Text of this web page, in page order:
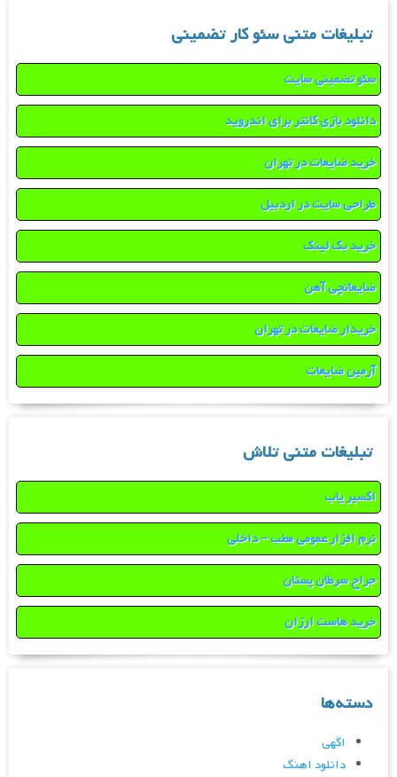
تبلیغات متنی سئو کار تضمینی
سئو تضمینی سایت
دانلود بازی کانتر برای اندروید
خرید ضایعات در تهران
طراحی سایت در اردبیل
خرید بک لینک
ضایعاتچی آهن
خریدار ضایعات در تهران
آرمین ضایعات
تبلیغات متنی تلاش
اکسیر یاب
نرم افزار عمومی مطب – داخلی
جراح سرطان پستان
خرید هاست ارزان
دسته‌ها
اگهی
دانلود اهنگ